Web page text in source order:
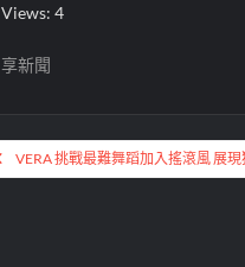
Views: 4
享新聞
VERA 挑戰最難舞蹈加入搖滾風 展